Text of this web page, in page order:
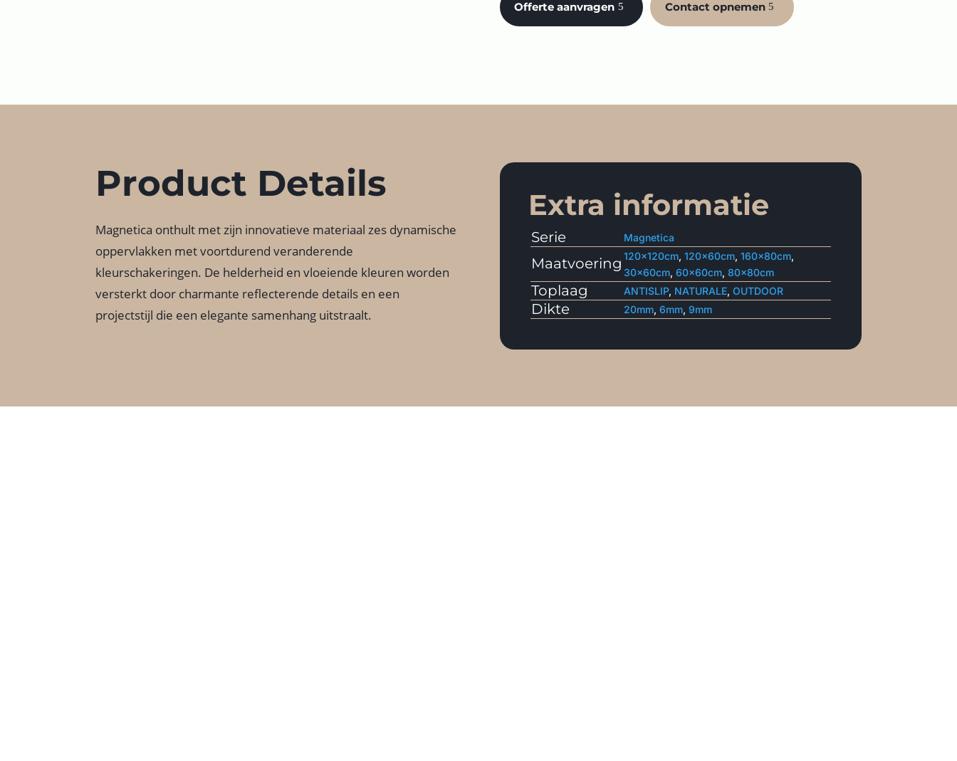
Offerte aanvragen Contact opnemen
Product Details
Magnetica onthult met zijn innovatieve materiaal zes dynamische
oppervlakken met voortdurend veranderende
kleurschakeringen. De helderheid en vloeiende kleuren worden
versterkt door charmante reflecterende details en een
projectstijl die een elegante samenhang uitstraalt.
Extra informatie
Serie Magnetica
Maatvoering 120x120cm, 120x60cm, 160x80cm,
30x60cm, 60x60cm, 80x80cm
Toplaag ANTISLIP, NATURALE, OUTDOOR
Dikte 20mm, 6mm, 9mm